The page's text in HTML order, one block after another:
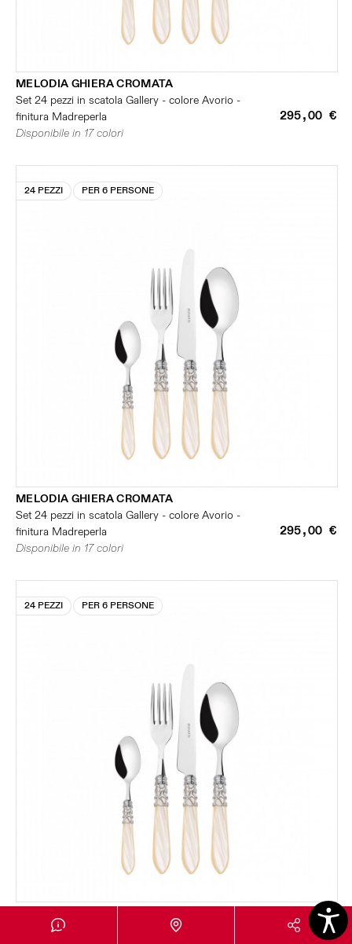
MELODIA GHIERA CROMATA
Set 24 pezzi in scatola Gallery - colore Avorio -
finitura Madreperla
295,00 €
Disponibile in 17 colori
24 PEZZI PER 6 PERSONE
MELODIA GHIERA CROMATA
Set 24 pezzi in scatola Gallery - colore Avorio -
finitura Madreperla
295,00 €
Disponibile in 17 colori
24 PEZZI PER 6 PERSONE
Set 24 pezzi in scatola Gallery - colore Avorio -